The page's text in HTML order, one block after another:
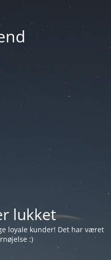
lukket
loyale kunder! Det har været
:)